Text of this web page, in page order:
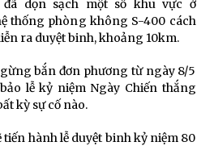
dọn sạch một số khu vực ở
thống phòng không S-400 cách
ra duyệt binh, khoảng 10km.
bắn đơn phương từ ngày 8/5
lễ kỷ niệm Ngày Chiến thắng
kỳ sự cố nào.
tiến hành lễ duyệt binh kỷ niệm 80